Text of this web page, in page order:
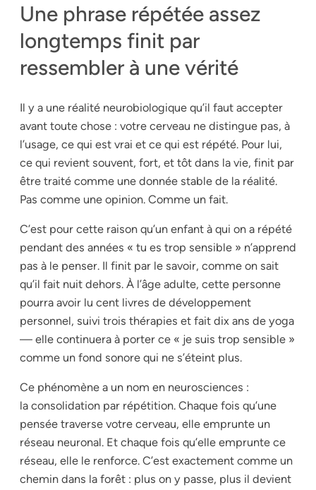
Une phrase répétée assez
longtemps finit par
ressembler à une vérité
Il y a une réalité neurobiologique qu’il faut accepter
avant toute chose : votre cerveau ne distingue pas, à
l’usage, ce qui est vrai et ce qui est répété. Pour lui,
ce qui revient souvent, fort, et tôt dans la vie, finit par
être traité comme une donnée stable de la réalité.
Pas comme une opinion. Comme un fait.
C’est pour cette raison qu’un enfant à qui on a répété
pendant des années « tu es trop sensible » n’apprend
pas à le penser. Il finit par le savoir, comme on sait
qu’il fait nuit dehors. À l’âge adulte, cette personne
pourra avoir lu cent livres de développement
personnel, suivi trois thérapies et fait dix ans de yoga
— elle continuera à porter ce « je suis trop sensible »
comme un fond sonore qui ne s’éteint plus.
Ce phénomène a un nom en neurosciences :
la consolidation par répétition. Chaque fois qu’une
pensée traverse votre cerveau, elle emprunte un
réseau neuronal. Et chaque fois qu’elle emprunte ce
réseau, elle le renforce. C’est exactement comme un
chemin dans la forêt : plus on y passe, plus il devient